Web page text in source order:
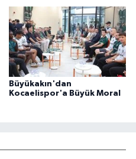
Büyükakın'dan
Kocaelispor'a Büyük Moral